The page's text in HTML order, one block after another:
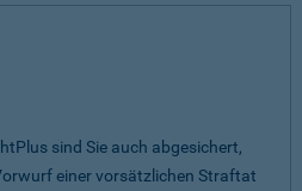
sind Sie auch abgesichert,
einer vorsätzlichen Straftat